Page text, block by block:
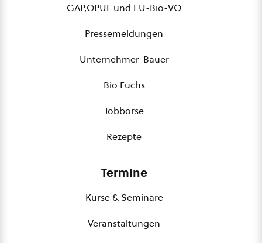
GAP,ÖPUL und EU-Bio-VO
Pressemeldungen
Unternehmer-Bauer
Bio Fuchs
Jobbörse
Rezepte
Termine
Kurse & Seminare
Veranstaltungen